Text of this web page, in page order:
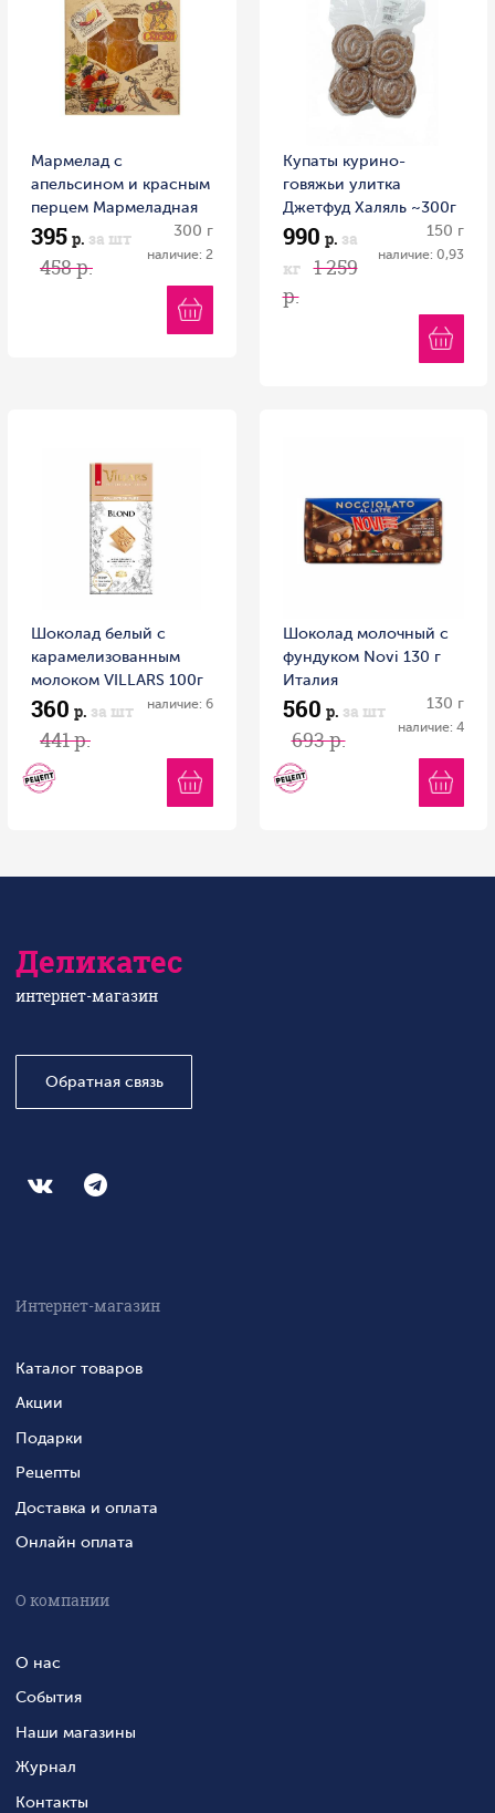
Мармелад с
апельсином и красным
перцем Мармеладная
сказка 300 г
395 р. за шт
458 р.
300 г
наличие: 2
Купаты курино-
говяжьи улитка
Джетфуд Халяль ~300г
Россия
990 р. за
кг
1 259
р.
150 г
наличие: 0,93
Шоколад белый с
карамелизованным
молоком VILLARS 100г
1/16 Швейцария
360 р. за шт
441 р.
наличие: 6
Шоколад молочный с
фундуком Novi 130 г
Италия
560 р. за шт
693 р.
130 г
наличие: 4
Деликатес
интернет-магазин
Обратная связь
Интернет-магазин
Каталог товаров
Акции
Подарки
Рецепты
Доставка и оплата
Онлайн оплата
О компании
О нас
События
Наши магазины
Журнал
Контакты